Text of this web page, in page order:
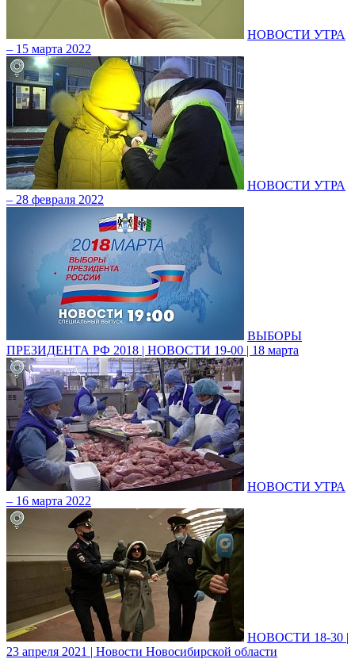
НОВОСТИ УТРА
– 15 марта 2022
НОВОСТИ УТРА
– 28 февраля 2022
ВЫБОРЫ
ПРЕЗИДЕНТА РФ 2018 | НОВОСТИ 19-00 | 18 марта
НОВОСТИ УТРА
– 16 марта 2022
НОВОСТИ 18-30 |
23 апреля 2021 | Новости Новосибирской области